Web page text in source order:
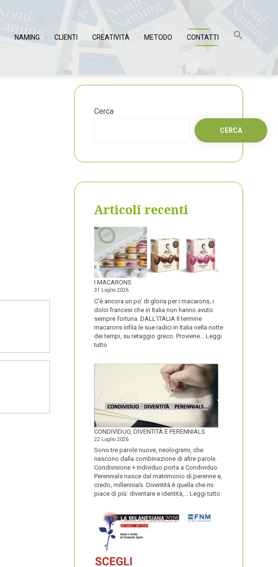
NAMING CLIENTI CREATIVITÀ METODO CONTATTI
Cerca
CERCA
Articoli recenti
I MACARONS
31 Luglio 2026
C’è ancora un po’ di gloria per i macarons, i
dolci francesi che in Italia non hanno avuto
sempre fortuna. DALL’ITALIA Il termine
macarons infila le sue radici in Italia nella notte
dei tempi, su retaggio greco. Proviene… Leggi
tutto
CONDIVIDUO, DIVENTITÀ E PERENNIALS
22 Luglio 2026
Sono tre parole nuove, neologismi, che
nascono dalla combinazione di altre parole.
Condivisione + Individuo porta a Condividuo.
Perennials nasce dal matrimonio di perenne e,
credo, millennials. Diventità è quella che mi
piace di più: diventare e identità,… Leggi tutto